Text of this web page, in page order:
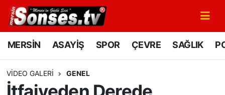
MERSİN ASAYİŞ SPOR ÇEVRE SAĞLIK
VIDEO GALERI GENEL
MERSİN
SPOR
Mersin Nöbetçi Eczaneler
Mersin Namaz Vakitleri